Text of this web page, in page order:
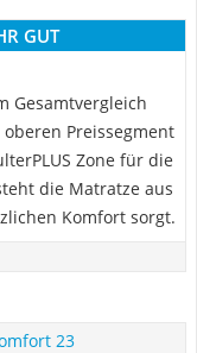
GUT
Gesamtvergleich
Preissegment
Zone für die
die Matratze aus
Komfort sorgt.
23